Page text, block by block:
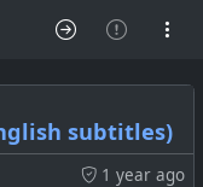
subtitles)
1 year ago